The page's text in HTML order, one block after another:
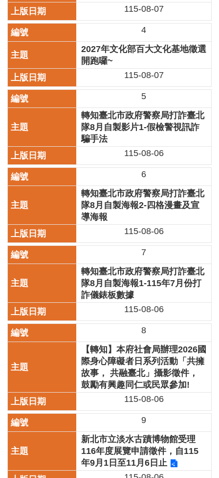
廉
政
專
區
珍
貴
文
化
資
源
助/
申
請
案
府
公
開
資
訊
聯
資
訊
影
區
回
首
頁
站
覽
115-08-07
4
2027年文化部百大文化基地徵選
開跑囉~
115-08-07
5
轉知臺北市政府警察局打詐臺北
隊8月自製影片1-假檢警視訊詐
騙手法
115-08-06
6
轉知臺北市政府警察局打詐臺北
隊8月自製海報2-四格漫畫及宣
導海報
115-08-06
7
轉知臺北市政府警察局打詐臺北
隊8月自製海報1-115年7月份打
詐儀錶板數據
115-08-06
8
【轉知】本府社會局辦理2026國
際身心障礙者日系列活動「共擁
故事， 共融臺北」攝影徵件，
鼓勵有興趣同仁或民眾參加!
115-08-06
9
新北市立淡水古蹟博物館受理
116年度展覽申請徵件，自115
年9月1日至11月6日止